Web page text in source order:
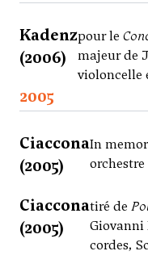
Kadenz
(2006)
pour le
majeur de
violoncelle
2005
Ciaccona
(2005)
In
Ciaccona
(2005)
tiré de
Giovanni
cordes,